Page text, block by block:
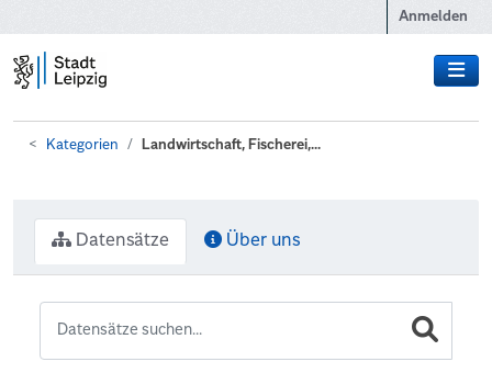
Anmelden
Kategorien Landwirtschaft, Fischerei,...
Datensätze Über uns